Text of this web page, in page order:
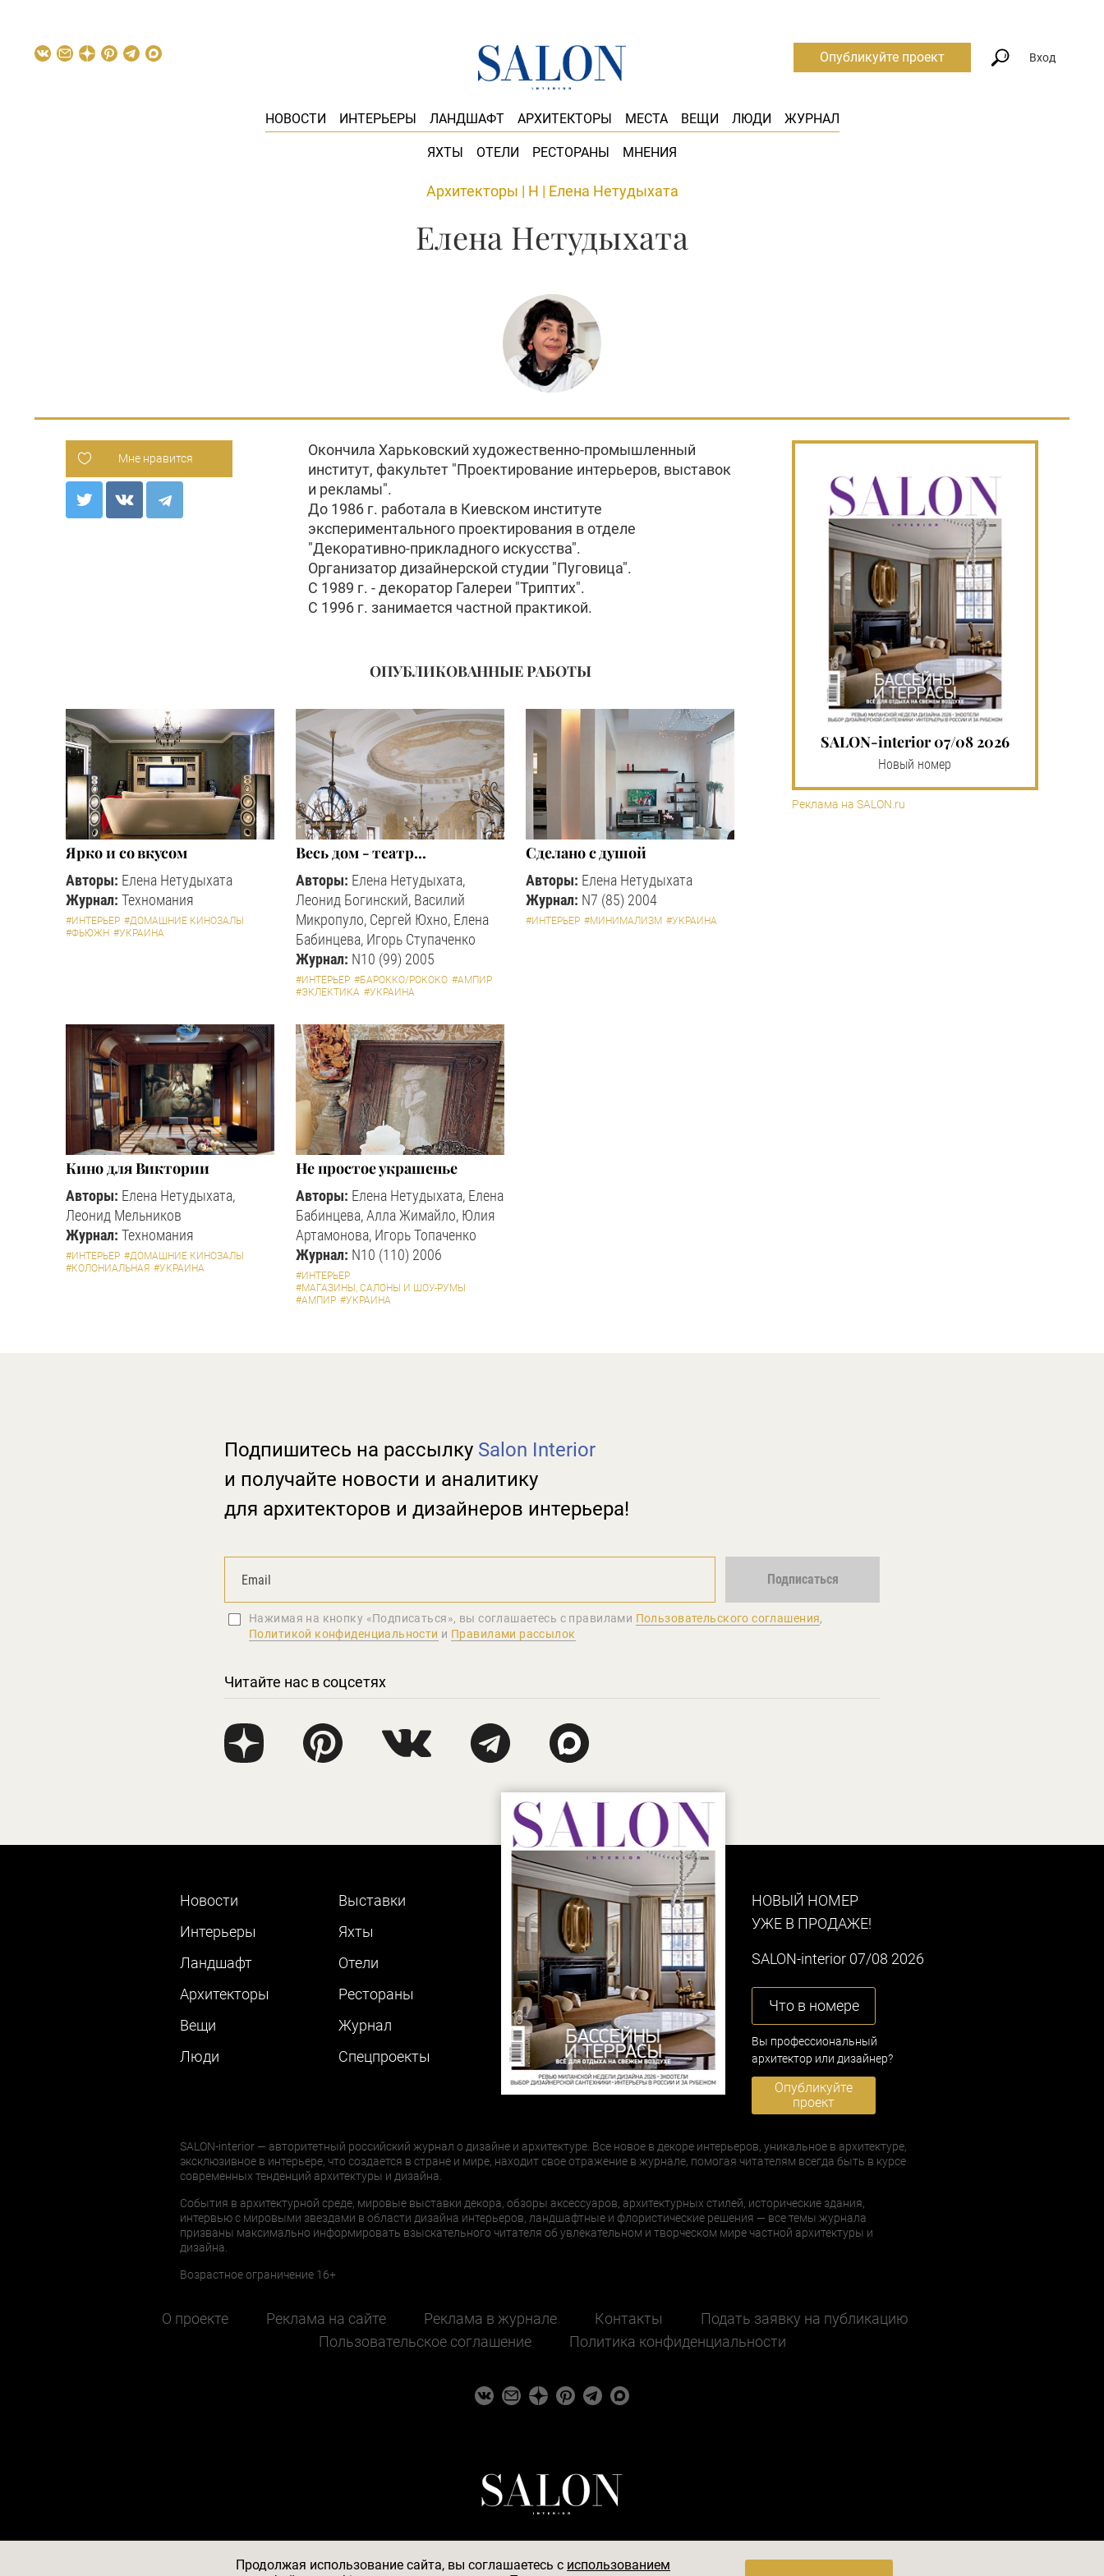
НОВОСТИ ИНТЕРЬЕРЫ ЛАНДШАФТ АРХИТЕКТОРЫ МЕСТА ВЕЩИ ЛЮДИ ЖУРНАЛ
ЯХТЫ ОТЕЛИ РЕСТОРАНЫ МНЕНИЯ
Опубликуйте проект Вход
Архитекторы | Н | Елена Нетудыхата
Елена Нетудыхата
Мне нравится
Окончила Харьковский художественно-промышленный
институт, факультет "Проектирование интерьеров, выставок
и рекламы".
До 1986 г. работала в Киевском институте
экспериментального проектирования в отделе
"Декоративно-прикладного искусства".
Организатор дизайнерской студии "Пуговица".
C 1989 г. - декоратор Галереи "Триптих".
С 1996 г. занимается частной практикой.
ОПУБЛИКОВАННЫЕ РАБОТЫ
Ярко и со вкусом
Авторы: Елена Нетудыхата
Журнал: Техномания
#ИНТЕРЬЕР #ДОМАШНИЕ КИНОЗАЛЫ
#ФЬЮЖН #УКРАИНА
Весь дом - театр...
Авторы: Елена Нетудыхата,
Леонид Богинский, Василий
Микропуло, Сергей Юхно, Елена
Бабинцева, Игорь Ступаченко
Журнал: N10 (99) 2005
#ИНТЕРЬЕР #БАРОККО/РОКОКО #АМПИР
#ЭКЛЕКТИКА #УКРАИНА
Сделано с душой
Авторы: Елена Нетудыхата
Журнал: N7 (85) 2004
#ИНТЕРЬЕР #МИНИМАЛИЗМ #УКРАИНА
Кино для Виктории
Авторы: Елена Нетудыхата,
Леонид Мельников
Журнал: Техномания
#ИНТЕРЬЕР #ДОМАШНИЕ КИНОЗАЛЫ
#КОЛОНИАЛЬНАЯ #УКРАИНА
Не простое украшенье
Авторы: Елена Нетудыхата, Елена
Бабинцева, Алла Жимайло, Юлия
Артамонова, Игорь Топаченко
Журнал: N10 (110) 2006
#ИНТЕРЬЕР
#МАГАЗИНЫ, САЛОНЫ И ШОУ-РУМЫ
#АМПИР #УКРАИНА
SALON-interior 07/08 2026
Новый номер
Реклама на SALON.ru
Подпишитесь на рассылку Salon Interior
и получайте новости и аналитику
для архитекторов и дизайнеров интерьера!
Подписаться
Нажимая на кнопку «Подписаться», вы соглашаетеcь с правилами Пользовательского соглашения,
Политикой конфиденциальности и Правилами рассылок
Читайте нас в соцсетях
Новости
Интерьеры
Ландшафт
Архитекторы
Вещи
Люди
Выставки
Яхты
Отели
Рестораны
Журнал
Cпецпроекты
НОВЫЙ НОМЕР
УЖЕ В ПРОДАЖЕ!
SALON-interior 07/08 2026
Что в номере
Вы профессиональный
архитектор или дизайнер?
Опубликуйте
проект
SALON-interior — авторитетный российский журнал о дизайне и архитектуре. Все новое в декоре интерьеров, уникальное в архитектуре,
эксклюзивное в интерьере, что создается в стране и мире, находит свое отражение в журнале, помогая читателям всегда быть в курсе
современных тенденций архитектуры и дизайна.
События в архитектурной среде, мировые выставки декора, обзоры аксессуаров, архитектурных стилей, исторические здания,
интервью с мировыми звездами в области дизайна интерьеров, ландшафтные и флористические решения — все темы журнала
призваны максимально информировать взыскательного читателя об увлекательном и творческом мире частной архитектуры и
дизайна.
Возрастное ограничение 16+
О проекте Реклама на сайте Реклама в журнале Контакты
Подать заявку на публикацию
Пользовательское соглашение
Политика конфиденциальности
Продолжая использование сайта, вы соглашаетесь c использованием